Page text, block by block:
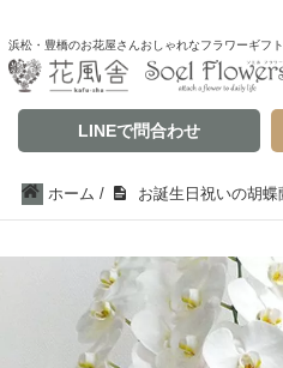
浜松・豊橋のお花屋さんおしゃれなフラワーギフ
LINEで問合わせ
ホーム / お誕生日祝いの胡